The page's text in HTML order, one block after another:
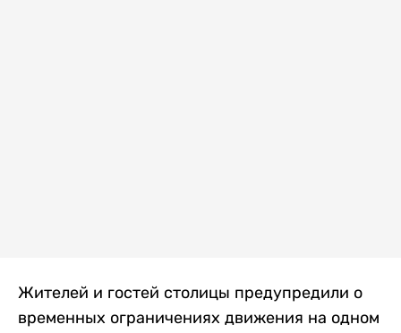
Жителей и гостей столицы предупредили о
временных ограничениях движения на одном